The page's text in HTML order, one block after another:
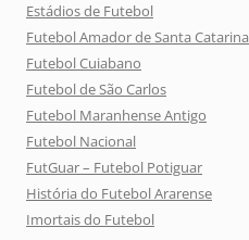
Estádios de Futebol
Futebol Amador de Santa Catarina
Futebol Cuiabano
Futebol de São Carlos
Futebol Maranhense Antigo
Futebol Nacional
FutGuar – Futebol Potiguar
História do Futebol Ararense
Imortais do Futebol